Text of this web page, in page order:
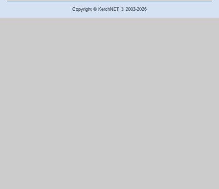
Copyright © KerchNET ® 2003-2026